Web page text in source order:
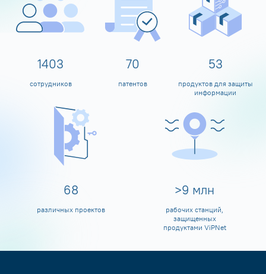
1598
сотрудников
80
патентов
60
продуктов для защиты
информации
80
различных проектов
>10 млн
рабочих станций,
защищенных
продуктами ViPNet